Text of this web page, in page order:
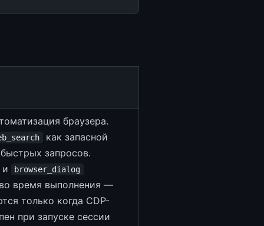
браузера.
как запасной
запросов.
и browser_dialog
время выполнения —
только когда CDP-
при запуске сессии